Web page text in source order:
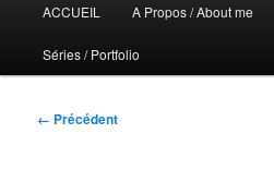
principal
ACCUEIL A Propos / About me
Séries / Portfolio
Navigation
← Précédent